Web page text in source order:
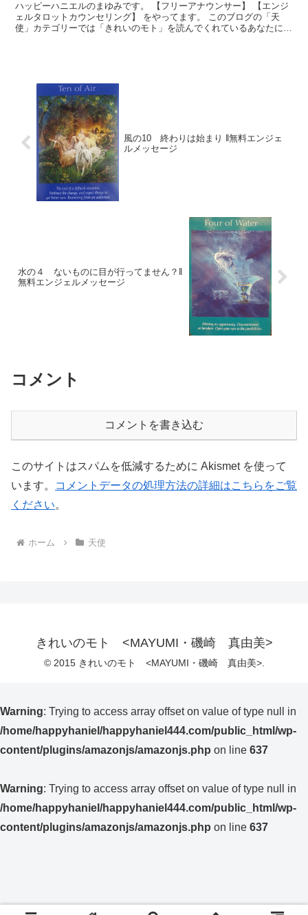
ハッピーハニエルのまゆみです。 【フリーアナウンサー】 【エンジ
ェルタロットカウンセリング】 をやってます。 このブログの「天
使」カテゴリーでは「きれいのモト」を読んでくれているあなたに、
風の10 終わりは始まり ‖無料エンジェ
ルメッセージ
水の４ ないものに目が行ってません？‖
無料エンジェルメッセージ
コメント
コメントを書き込む
このサイトはスパムを低減するために Akismet を使って
います。
コメントデータの処理方法の詳細はこちらをご覧
ください。
ホーム 天使
きれいのモト <MAYUMI・磯崎 真由美>
© 2015 きれいのモト <MAYUMI・磯崎 真由美>.
Warning: Trying to access array offset on value of type null in
/home/happyhaniel/happyhaniel444.com/public_html/wp-
content/plugins/amazonjs/amazonjs.php on line 637
Warning: Trying to access array offset on value of type null in
/home/happyhaniel/happyhaniel444.com/public_html/wp-
content/plugins/amazonjs/amazonjs.php on line 637